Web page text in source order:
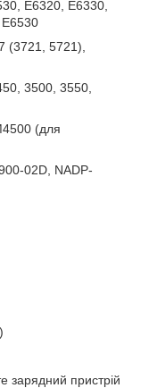
E6320, E6330,
(3721, 5721),
3500, 3550,
(для
02D, NADP-
зарядний пристрій